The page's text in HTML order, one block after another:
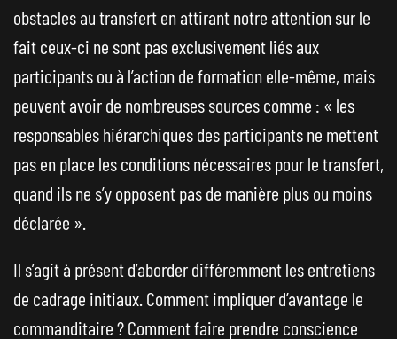
obstacles au transfert en attirant notre attention sur le
fait ceux-ci ne sont pas exclusivement liés aux
participants ou à l’action de formation elle-même, mais
peuvent avoir de nombreuses sources comme : « les
responsables hiérarchiques des participants ne mettent
pas en place les conditions nécessaires pour le transfert,
quand ils ne s’y opposent pas de manière plus ou moins
déclarée ».
Il s’agit à présent d’aborder différemment les entretiens
de cadrage initiaux. Comment impliquer d’avantage le
commanditaire ? Comment faire prendre conscience